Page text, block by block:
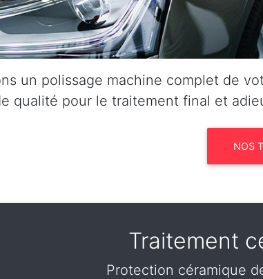
un polissage machine complet de
qualité pour le traitement final et
NOS
Traitement
Protection céramique